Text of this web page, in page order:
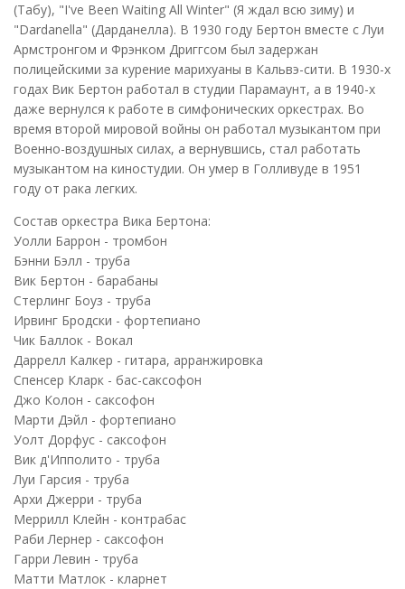
(Табу), "I've Been Waiting All Winter" (Я ждал всю зиму) и
"Dardanella" (Дарданелла). В 1930 году Бертон вместе с Луи
Армстронгом и Фрэнком Дриггсом был задержан
полицейскими за курение марихуаны в Кальвэ-сити. В 1930-х
годах Вик Бертон работал в студии Парамаунт, а в 1940-х
даже вернулся к работе в симфонических оркестрах. Во
время второй мировой войны он работал музыкантом при
Военно-воздушных силах, а вернувшись, стал работать
музыкантом на киностудии. Он умер в Голливуде в 1951
году от рака легких.
Состав оркестра Вика Бертона:
Уолли Баррон - тромбон
Бэнни Бэлл - труба
Вик Бертон - барабаны
Стерлинг Боуз - труба
Ирвинг Бродски - фортепиано
Чик Баллок - Вокал
Даррелл Калкер - гитара, арранжировка
Спенсер Кларк - бас-саксофон
Джо Колон - саксофон
Марти Дэйл - фортепиано
Уолт Дорфус - саксофон
Вик д'Ипполито - труба
Луи Гарсия - труба
Архи Джерри - труба
Меррилл Клейн - контрабас
Раби Лернер - саксофон
Гарри Левин - труба
Матти Матлок - кларнет